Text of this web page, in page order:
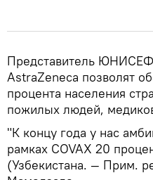
Представитель ЮНИСЕФ
AstraZeneca позволят
процента населения
пожилых людей,
"К концу года у нас
рамках COVAX 20
(Узбекистана. — Прим.